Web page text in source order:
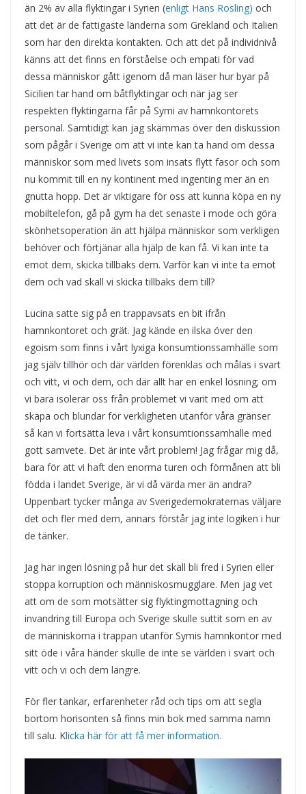
än 2% av alla flyktingar i Syrien (enligt Hans Rosling) och
att det är de fattigaste länderna som Grekland och Italien
som har den direkta kontakten. Och att det på individnivå
känns att det finns en förståelse och empati för vad
dessa människor gått igenom då man läser hur byar på
Sicilien tar hand om båtflyktingar och när jag ser
respekten flyktingarna får på Symi av hamnkontorets
personal. Samtidigt kan jag skämmas över den diskussion
som pågår i Sverige om att vi inte kan ta hand om dessa
människor som med livets som insats flytt fasor och som
nu kommit till en ny kontinent med ingenting mer än en
gnutta hopp. Det är viktigare för oss att kunna köpa en ny
mobiltelefon, gå på gym ha det senaste i mode och göra
skönhetsoperation än att hjälpa människor som verkligen
behöver och förtjänar alla hjälp de kan få. Vi kan inte ta
emot dem, skicka tillbaks dem. Varför kan vi inte ta emot
dem och vad skall vi skicka tillbaks dem till?
Lucina satte sig på en trappavsats en bit ifrån
hamnkontoret och grät. Jag kände en ilska över den
egoism som finns i vårt lyxiga konsumtionssamhälle som
jag själv tillhör och där världen förenklas och målas i svart
och vitt, vi och dem, och där allt har en enkel lösning; om
vi bara isolerar oss från problemet vi varit med om att
skapa och blundar för verkligheten utanför våra gränser
så kan vi fortsätta leva i vårt konsumtionssamhälle med
gott samvete. Det är inte vårt problem! Jag frågar mig då,
bara för att vi haft den enorma turen och förmånen att bli
födda i landet Sverige, är vi då värda mer än andra?
Uppenbart tycker många av Sverigedemokraternas väljare
det och fler med dem, annars förstår jag inte logiken i hur
de tänker.
Jag har ingen lösning på hur det skall bli fred i Syrien eller
stoppa korruption och människosmugglare. Men jag vet
att om de som motsätter sig flyktingmottagning och
invandring till Europa och Sverige skulle suttit som en av
de människorna i trappan utanför Symis hamnkontor med
sitt öde i våra händer skulle de inte se världen i svart och
vitt och vi och dem längre.
För fler tankar, erfarenheter råd och tips om att segla
bortom horisonten så finns min bok med samma namn
till salu. Klicka här för att få mer information.